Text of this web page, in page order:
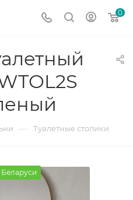
0
— Туалетные столики